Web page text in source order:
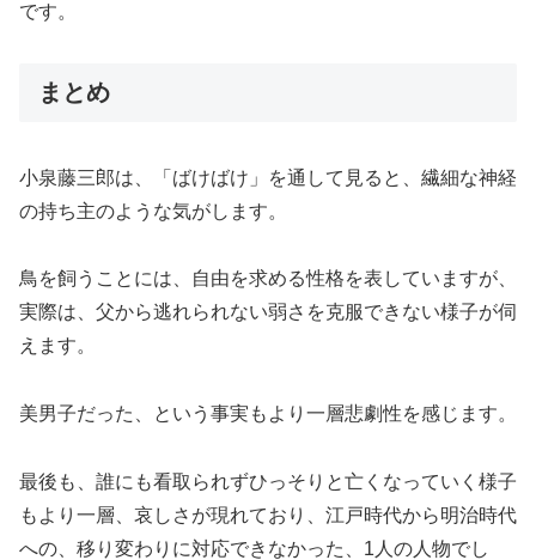
です。
まとめ
小泉藤三郎は、「ばけばけ」を通して見ると、繊細な神経
の持ち主のような気がします。
鳥を飼うことには、自由を求める性格を表していますが、
実際は、父から逃れられない弱さを克服できない様子が伺
えます。
美男子だった、という事実もより一層悲劇性を感じます。
最後も、誰にも看取られずひっそりと亡くなっていく様子
もより一層、哀しさが現れており、江戸時代から明治時代
への、移り変わりに対応できなかった、1人の人物でし